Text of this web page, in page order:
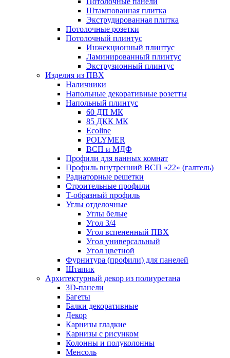
Штампованная плитка
Экструдированная плитка
Потолочные розетки
Потолочный плинтус
Инжекционный плинтус
Ламинированный плинтус
Экструзионный плинтус
Изделия из ПВХ
Наличники
Напольные декоративные розетты
Напольный плинтус
60 ДП МК
85 ДКК МК
Ecoline
POLYMER
ВСП и МДФ
Профили для ванных комнат
Профиль внутренний ВСП «22» (галтель)
Радиаторные решетки
Строительные профили
Т-образный профиль
Углы отделочные
Углы белые
Угол 3/4
Угол вспененный ПВХ
Угол универсальный
Угол цветной
Фурнитура (профили) для панелей
Штапик
Архитектурный декор из полиуретана
3D-панели
Багеты
Балки декоративные
Декор
Карнизы гладкие
Карнизы с рисунком
Колонны и полуколонны
Менсоль